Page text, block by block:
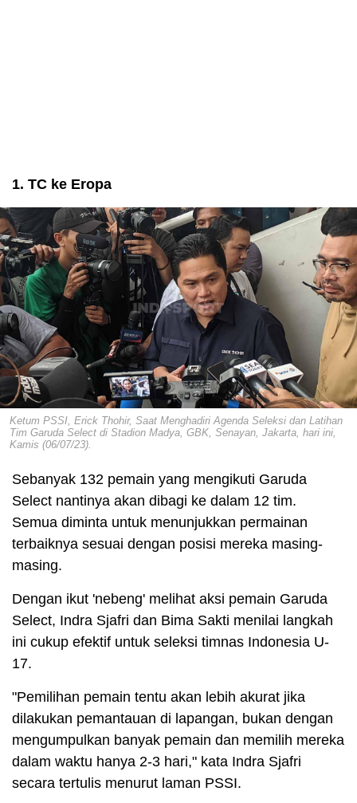
1. TC ke Eropa
Ketum PSSI, Erick Thohir, Saat Menghadiri Agenda Seleksi dan Latihan
Tim Garuda Select di Stadion Madya, GBK, Senayan, Jakarta, hari ini,
Kamis (06/07/23).
Sebanyak 132 pemain yang mengikuti Garuda
Select nantinya akan dibagi ke dalam 12 tim.
Semua diminta untuk menunjukkan permainan
terbaiknya sesuai dengan posisi mereka masing-
masing.
Dengan ikut 'nebeng' melihat aksi pemain Garuda
Select, Indra Sjafri dan Bima Sakti menilai langkah
ini cukup efektif untuk seleksi timnas Indonesia U-
17.
"Pemilihan pemain tentu akan lebih akurat jika
dilakukan pemantauan di lapangan, bukan dengan
mengumpulkan banyak pemain dan memilih mereka
dalam waktu hanya 2-3 hari," kata Indra Sjafri
secara tertulis menurut laman PSSI.